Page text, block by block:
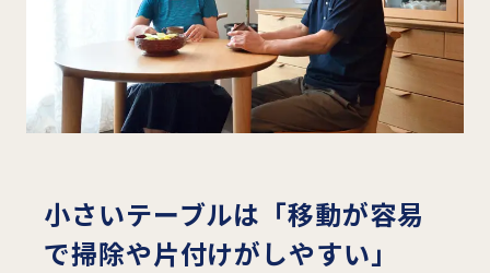
小さいテーブルは「移動が容易
で掃除や片付けがしやすい」